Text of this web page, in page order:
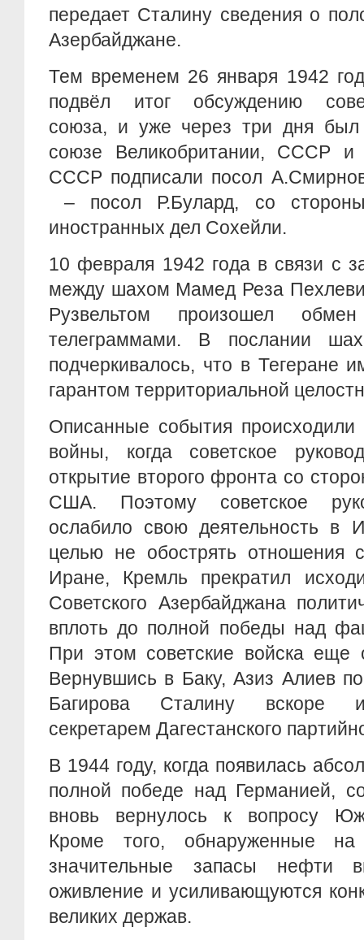
передает Сталину сведения о
Азербайджане.
Тем временем 26 января 1942
подвёл итог обсуждению
союза, и уже через три дня был
союзе Великобритании, СССР
СССР подписали посол
– посол Р.Булард, со
иностранных дел Сохейли.
10 февраля 1942 года в связи с
между шахом Мамед Реза
Рузвельтом произошел обмен
телеграммами. В послании
подчеркивалось, что в Тегеране
гарантом территориальной
Описанные события
войны, когда советское
открытие второго фронта со
США. Поэтому советское
ослабило свою деятельность в
целью не обострять отношения
Иране, Кремль прекратил
Советского Азербайджана
вплоть до полной победы над
При этом советские войска еще
Вернувшись в Баку, Азиз Алиев
Багирова Сталину вскоре
секретарем Дагестанского
В 1944 году, когда появилась
полной победе над Германией,
вновь вернулось к вопросу
Кроме того, обнаруженные
значительные запасы нефти
оживление и усиливающуются
великих держав.